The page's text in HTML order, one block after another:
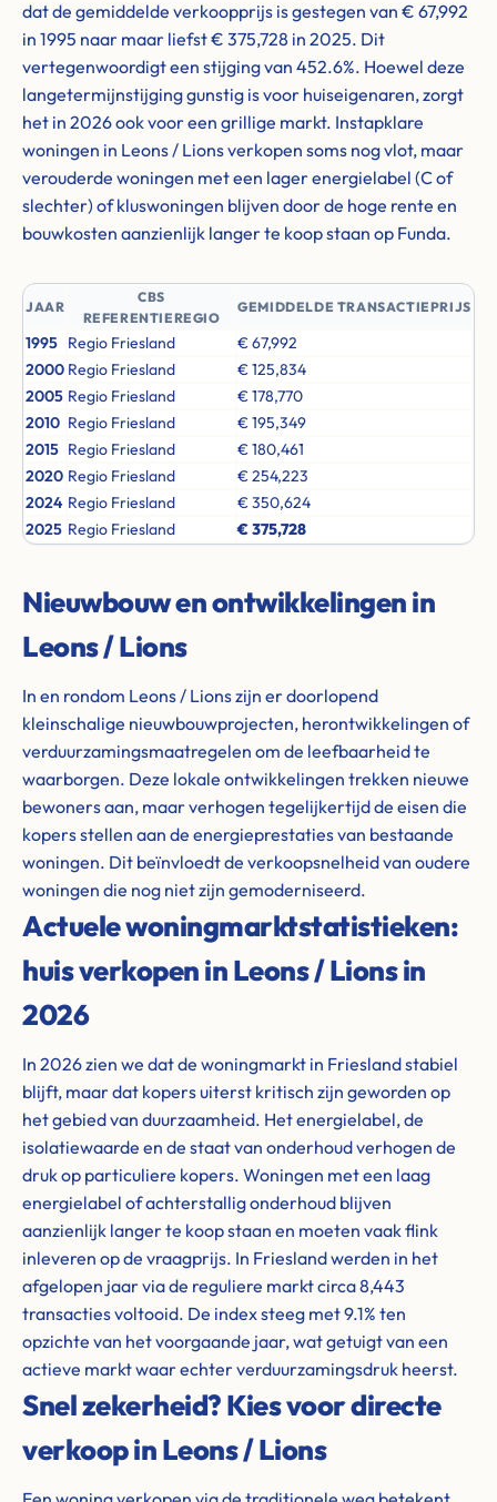
dat de gemiddelde verkoopprijs is gestegen van € 67,992
in 1995 naar maar liefst € 375,728 in 2025. Dit
vertegenwoordigt een stijging van 452.6%. Hoewel deze
langetermijnstijging gunstig is voor huiseigenaren, zorgt
het in 2026 ook voor een grillige markt. Instapklare
woningen in Leons / Lions verkopen soms nog vlot, maar
verouderde woningen met een lager energielabel (C of
slechter) of kluswoningen blijven door de hoge rente en
bouwkosten aanzienlijk langer te koop staan op Funda.
JAAR
CBS
REFERENTIEREGIO
GEMIDDELDE TRANSACTIEPRIJS
1995 Regio Friesland
€ 67,992
2000 Regio Friesland
€ 125,834
2005 Regio Friesland
€ 178,770
2010 Regio Friesland
€ 195,349
2015 Regio Friesland
€ 180,461
2020 Regio Friesland
€ 254,223
2024 Regio Friesland
€ 350,624
2025 Regio Friesland € 375,728
Nieuwbouw en ontwikkelingen in
Leons / Lions
In en rondom Leons / Lions zijn er doorlopend
kleinschalige nieuwbouwprojecten, herontwikkelingen of
verduurzamingsmaatregelen om de leefbaarheid te
waarborgen. Deze lokale ontwikkelingen trekken nieuwe
bewoners aan, maar verhogen tegelijkertijd de eisen die
kopers stellen aan de energieprestaties van bestaande
woningen. Dit beïnvloedt de verkoopsnelheid van oudere
woningen die nog niet zijn gemoderniseerd.
Actuele woningmarktstatistieken:
huis verkopen in Leons / Lions in
2026
In 2026 zien we dat de woningmarkt in Friesland stabiel
blijft, maar dat kopers uiterst kritisch zijn geworden op
het gebied van duurzaamheid. Het energielabel, de
isolatiewaarde en de staat van onderhoud verhogen de
druk op particuliere kopers. Woningen met een laag
energielabel of achterstallig onderhoud blijven
aanzienlijk langer te koop staan en moeten vaak flink
inleveren op de vraagprijs. In Friesland werden in het
afgelopen jaar via de reguliere markt circa 8,443
transacties voltooid. De index steeg met 9.1% ten
opzichte van het voorgaande jaar, wat getuigt van een
actieve markt waar echter verduurzamingsdruk heerst.
Snel zekerheid? Kies voor directe
verkoop in Leons / Lions